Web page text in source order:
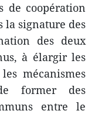
de coopération
la signature des
des deux
à élargir les
mécanismes
former des
entre le